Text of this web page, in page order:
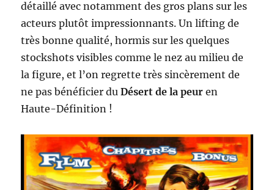
détaillé avec notamment des gros plans sur les
acteurs plutôt impressionnants. Un lifting de
très bonne qualité, hormis sur les quelques
stockshots visibles comme le nez au milieu de
la figure, et l’on regrette très sincèrement de
ne pas bénéficier duDésert de la peuren
Haute-Définition !